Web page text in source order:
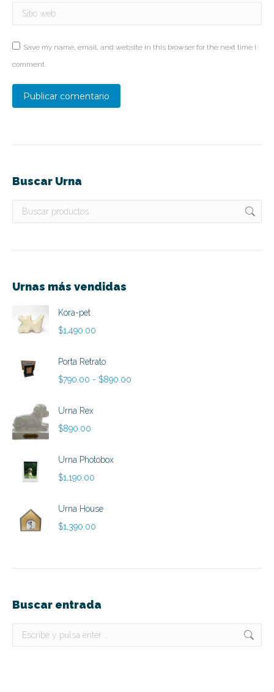
Sitio web
Save my name, email, and website in this browser for the next time I
comment.
Publicar comentario
Buscar Urna
Urnas más vendidas
Kora-pet
$1,490.00
Porta Retrato
$790.00 - $890.00
Urna Rex
$890.00
Urna Photobox
$1,190.00
Urna House
$1,390.00
Buscar entrada
Buscar: